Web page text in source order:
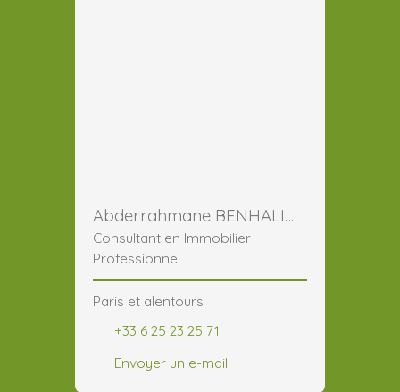
Abderrahmane BENHALIMA
Consultant en Immobilier
Professionnel
Paris et alentours
+33 6 25 23 25 71
Envoyer un e-mail